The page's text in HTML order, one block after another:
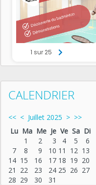
CALENDRIER
<< < Juillet 2025 > >>
Lu Ma Me Je Ve Sa Di
1
2 3 4 5
6
7
8 9 10 11 12 13
14 15 16 17 18 19 20
21
22 23 24 25 26 27
28 29 30 31